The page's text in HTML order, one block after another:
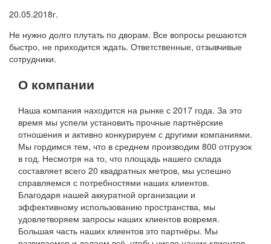
20.05.2018г.
Не нужно долго плутать по дворам. Все вопросы решаются
быстро, не приходится ждать. Ответственные, отзывчивые
сотрудники.
О компании
Наша компания находится на рынке с 2017 года. За это
время мы успели установить прочные партнёрские
отношения и активно конкурируем с другими компаниями.
Мы гордимся тем, что в среднем производим 800 отгрузок
в год. Несмотря на то, что площадь нашего склада
составляет всего 20 квадратных метров, мы успешно
справляемся с потребностями наших клиентов.
Благодаря нашей аккуратной организации и
эффективному использованию пространства, мы
удовлетворяем запросы наших клиентов вовремя.
Большая часть наших клиентов это партнёры. Мы